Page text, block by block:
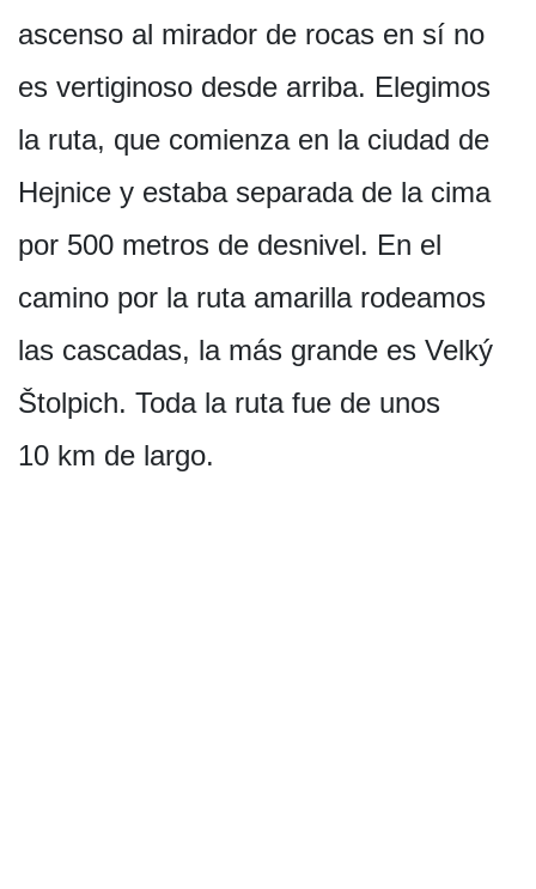
ascenso al mirador de rocas en sí no
es vertiginoso desde arriba. Elegimos
la ruta, que comienza en la ciudad de
Hejnice y estaba separada de la cima
por 500 metros de desnivel. En el
camino por la ruta amarilla rodeamos
las cascadas, la más grande es Velký
Štolpich. Toda la ruta fue de unos
10 km de largo.